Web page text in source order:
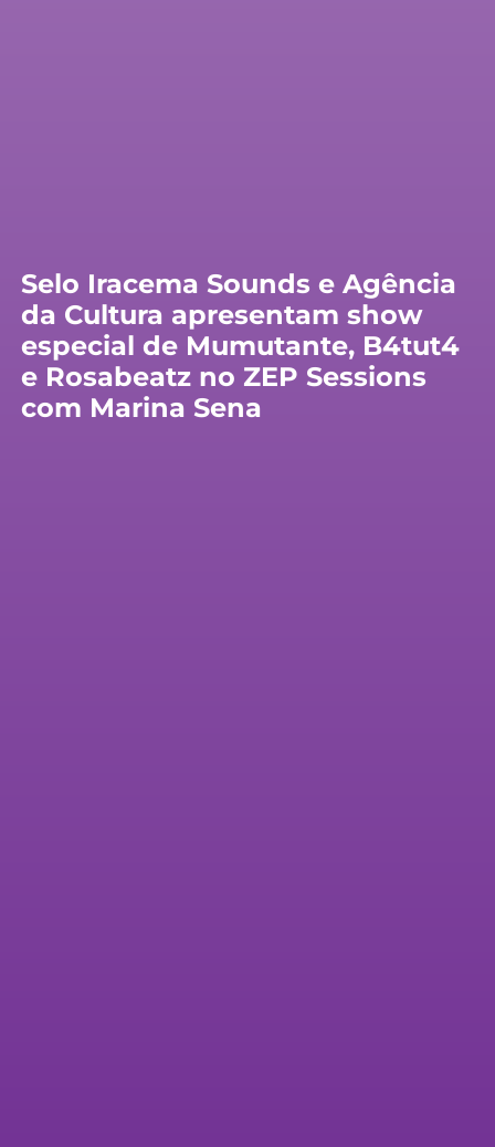
Selo Iracema Sounds e Agência
da Cultura apresentam show
especial de Mumutante, B4tut4
e Rosabeatz no ZEP Sessions
com Marina Sena